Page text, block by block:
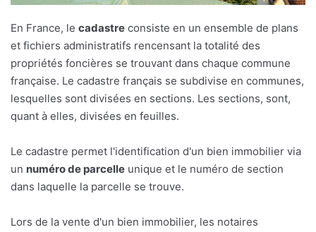
En France, le cadastre consiste en un ensemble de plans
et fichiers administratifs rencensant la totalité des
propriétés foncières se trouvant dans chaque commune
française. Le cadastre français se subdivise en communes,
lesquelles sont divisées en sections. Les sections, sont,
quant à elles, divisées en feuilles.
Le cadastre permet l'identification d'un bien immobilier via
un numéro de parcelle unique et le numéro de section
dans laquelle la parcelle se trouve.
Lors de la vente d'un bien immobilier, les notaires